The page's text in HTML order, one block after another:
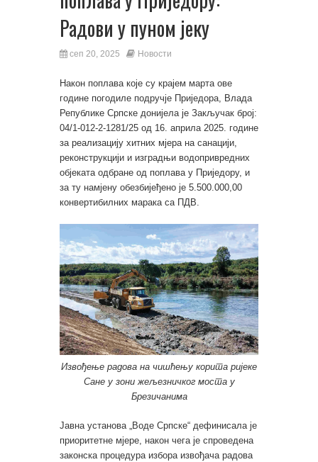
Радови у пуном јеку
сеп 20, 2025 Новости
Након поплава које су крајем марта ове
године погодиле подручје Приједора, Влада
Републике Српске донијела је Закључак број:
04/1-012-2-1281/25 од 16. априла 2025. године
за реализацију хитних мјера на санацији,
реконструкцији и изградњи водопривредних
објеката одбране од поплава у Приједору, и
за ту намјену обезбијеђено је 5.500.000,00
конвертибилних марака са ПДВ.
Извођење радова на чишћењу корита ријеке
Сане у зони жељезничког моста у
Брезичанима
Јавна установа „Воде Српске“ дефинисала је
приоритетне мјере, након чега је спроведена
законска процедура избора извођача радова